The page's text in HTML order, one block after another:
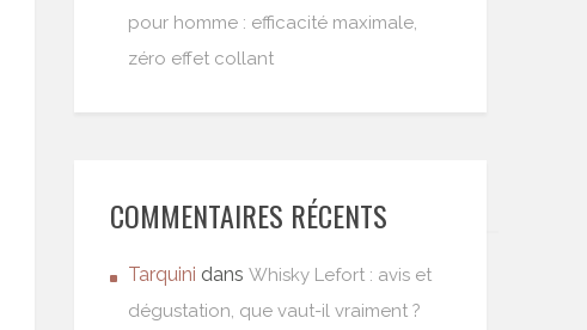
pour homme : efficacité maximale,
zéro effet collant
COMMENTAIRES RÉCENTS
Tarquini dans Whisky Lefort : avis et
dégustation, que vaut-il vraiment ?